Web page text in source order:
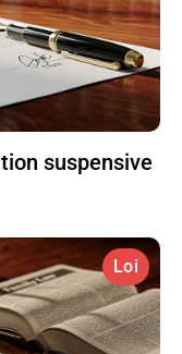
suspensive
Loi